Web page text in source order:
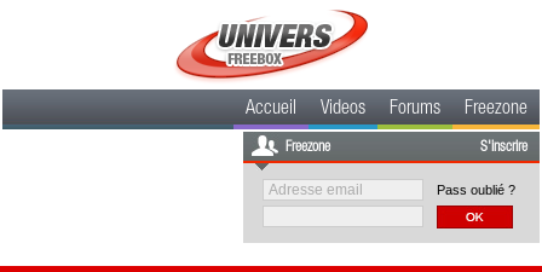
Accueil Videos Forums Freezone
Freezone S'inscrire
Pass oublié ?